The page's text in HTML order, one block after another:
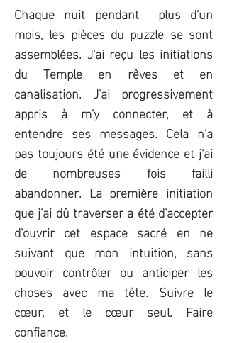
Chaque nuit pendant plus d'un
mois, les pièces du puzzle se sont
assemblées. J'ai reçu les initiations
du Temple en rêves et en
canalisation. J'ai progressivement
appris à m'y connecter, et à
entendre ses messages. Cela n'a
pas toujours été une évidence et j'ai
de nombreuses fois failli
abandonner. La première initiation
que j'ai dû traverser a été d'accepter
d'ouvrir cet espace sacré en ne
suivant que mon intuition, sans
pouvoir contrôler ou anticiper les
choses avec ma tête. Suivre le
cœur, et le cœur seul. Faire
confiance.